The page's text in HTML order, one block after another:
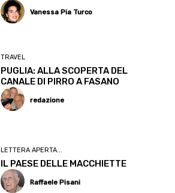
Vanessa Pia Turco
TRAVEL
PUGLIA: ALLA SCOPERTA DEL
CANALE DI PIRRO A FASANO
redazione
LETTERA APERTA...
IL PAESE DELLE MACCHIETTE
Raffaele Pisani